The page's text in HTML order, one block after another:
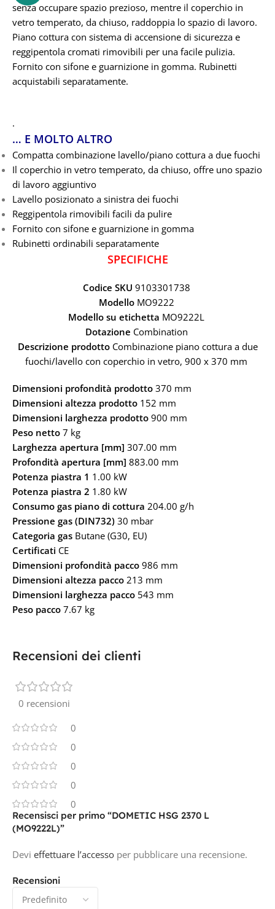
senza occupare spazio prezioso, mentre il coperchio in
vetro temperato, da chiuso, raddoppia lo spazio di lavoro.
Piano cottura con sistema di accensione di sicurezza e
reggipentola cromati rimovibili per una facile pulizia.
Fornito con sifone e guarnizione in gomma. Rubinetti
acquistabili separatamente.
.
… E MOLTO ALTRO
Compatta combinazione lavello/piano cottura a due fuochi
Il coperchio in vetro temperato, da chiuso, offre uno spazio
di lavoro aggiuntivo
Lavello posizionato a sinistra dei fuochi
Reggipentola rimovibili facili da pulire
Fornito con sifone e guarnizione in gomma
Rubinetti ordinabili separatamente
SPECIFICHE
Codice SKU 9103301738
ModelloMO9222
Modello su etichetta MO9222L
Dotazione Combination
Descrizione prodottoCombinazione piano cottura a due
fuochi/lavello con coperchio in vetro, 900 x 370 mm
Dimensioni profondità prodotto 370 mm
Dimensioni altezza prodotto 152 mm
Dimensioni larghezza prodotto 900 mm
Peso netto 7 kg
Larghezza apertura [mm] 307.00 mm
Profondità apertura [mm] 883.00 mm
Potenza piastra 1 1.00 kW
Potenza piastra 2 1.80 kW
Consumo gas piano di cottura 204.00 g/h
Pressione gas (DIN732) 30 mbar
Categoria gas Butane (G30, EU)
Certificati CE
Dimensioni profondità pacco 986 mm
Dimensioni altezza pacco 213 mm
Dimensioni larghezza pacco 543 mm
Peso pacco 7.67 kg
Recensioni dei clienti
0 recensioni
0
0
0
0
0
Recensioni
Recensisci per primo “DOMETIC HSG 2370 L
(MO9222L)”
Devi effettuare l’accesso per pubblicare una recensione.